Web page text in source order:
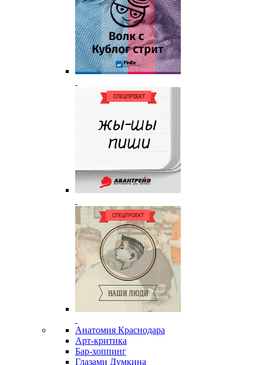
Анатомия Краснодара
Арт-критика
Бар-хоппинг
Глазами Думкина